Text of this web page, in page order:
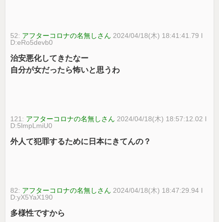
52: アフターコロナの名無しさん 2024/04/18(木) 18:41:41.79 I
D:eRo5devb0
治安悪化してきたなー
自分が女だったら怖いと思うわ
121: アフターコロナの名無しさん 2024/04/18(木) 18:57:12.02 I
D:5lmpLmiU0
外人て犯罪するために日本にきてんの？
82: アフターコロナの名無しさん 2024/04/18(木) 18:47:29.94 I
D:yX5YaX190
多様性ですから